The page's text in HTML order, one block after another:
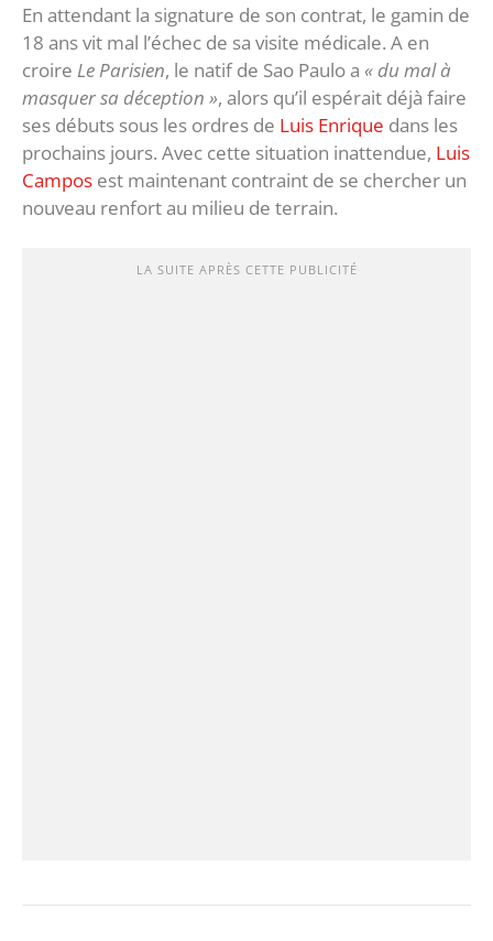
En attendant la signature de son contrat, le gamin de
18 ans vit mal l’échec de sa visite médicale. A en
croire Le Parisien, le natif de Sao Paulo a « du mal à
masquer sa déception », alors qu’il espérait déjà faire
ses débuts sous les ordres de Luis Enrique dans les
prochains jours. Avec cette situation inattendue, Luis
Campos est maintenant contraint de se chercher un
nouveau renfort au milieu de terrain.
LA SUITE APRÈS CETTE PUBLICITÉ